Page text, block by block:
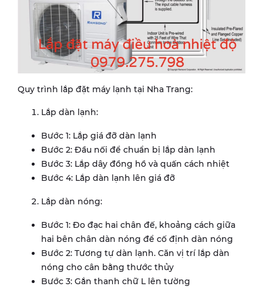
Quy trình lắp đặt máy lạnh tại Nha Trang:
Lắp dàn lạnh:
Bước 1: Lắp giá đỡ dàn lạnh
Bước 2: Đầu nối để chuẩn bị lắp dàn lạnh
Bước 3: Lắp dây đồng hồ và quấn cách nhiệt
Bước 4: Lắp dàn lạnh lên giá đỡ
Lắp dàn nóng:
Bước 1: Đo đạc hai chân đế, khoảng cách giữa
hai bên chân dàn nóng để cố định dàn nóng
Bước 2: Tương tự dàn lạnh. Căn vị trí lắp dàn
nóng cho cân bằng thước thủy
Bước 3: Gắn thanh chữ L lên tường